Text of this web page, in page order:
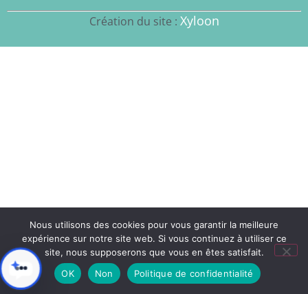
Création du site : Xyloon
Nous utilisons des cookies pour vous garantir la meilleure
expérience sur notre site web. Si vous continuez à utiliser ce
site, nous supposerons que vous en êtes satisfait.
OK
Non Politique de confidentialité